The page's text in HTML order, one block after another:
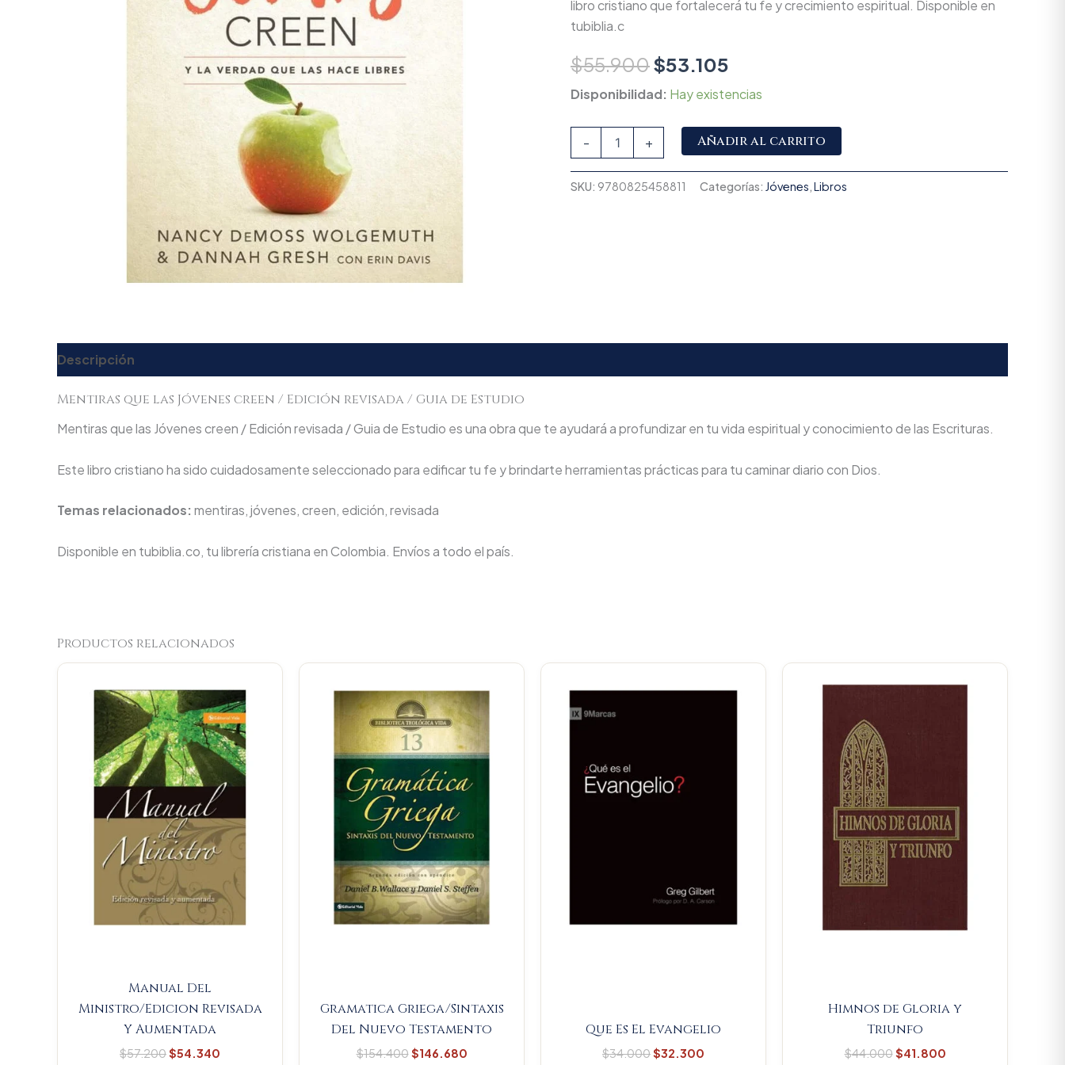
libro cristiano que fortalecerá tu fe y crecimiento espiritual. Disponible en
tubiblia.c
$55.900$53.105
Disponibilidad: Hay existencias
-
cantidad
+ Añadir al carrito
SKU: 9780825458811 Categorías: Jóvenes,Libros
Descripción
Mentiras que las Jóvenes creen / Edición revisada / Guia de Estudio
Mentiras que las Jóvenes creen / Edición revisada / Guia de Estudio es una obra que te ayudará a profundizar en tu vida espiritual y conocimiento de las Escrituras.
Este libro cristiano ha sido cuidadosamente seleccionado para edificar tu fe y brindarte herramientas prácticas para tu caminar diario con Dios.
Temas relacionados: mentiras, jóvenes, creen, edición, revisada
Disponible en tubiblia.co, tu librería cristiana en Colombia. Envíos a todo el país.
Productos relacionados
Manual Del
Ministro/Edicion Revisada
Y Aumentada
$57.200
was:
$57.200.
$54.340
$54.340.
Gramatica Griega/Sintaxis
Del Nuevo Testamento
$154.400
was:
$154.400.
$146.680
is:
$146.680.
Que Es El Evangelio
$34.000$32.300
Himnos de Gloria y
Triunfo
$44.000
price
$41.800
price